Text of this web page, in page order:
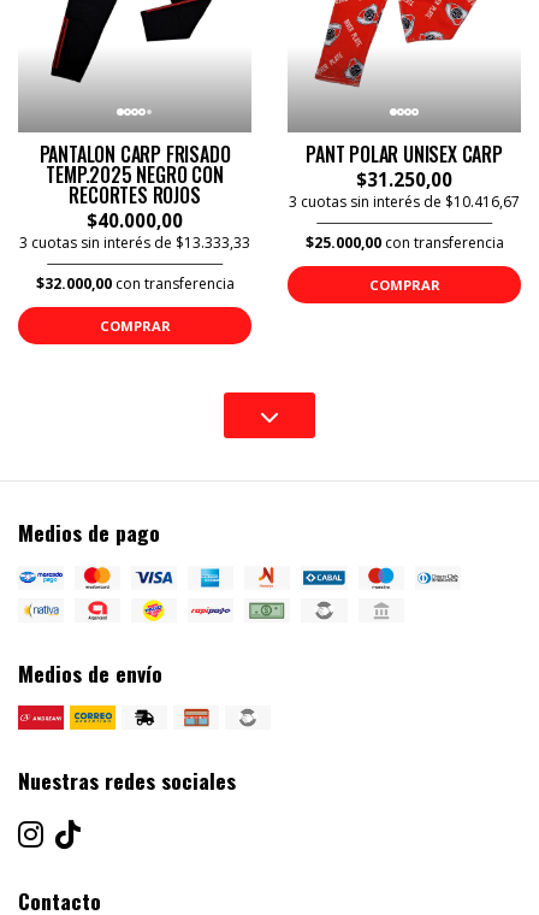
PANTALON CARP FRISADO
TEMP.2025 NEGRO CON
RECORTES ROJOS
$40.000,00
3 cuotas sin interés de $13.333,33
$32.000,00con transferencia
COMPRAR
PANT POLAR UNISEX CARP
$31.250,00
3 cuotas sin interés de $10.416,67
$25.000,00con transferencia
COMPRAR
Medios de pago
Medios de envío
Nuestras redes sociales
Contacto